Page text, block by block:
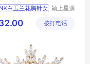
新奢华
白玉兰花胸针女 颍上星源
有限公司
拨打电话